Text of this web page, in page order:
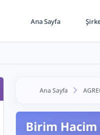
Ana Sayfa
Ana Sayfa
Birim Hacim